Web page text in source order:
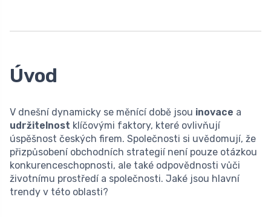
Úvod
V dnešní dynamicky se měnící době jsou inovace a
udržitelnost klíčovými faktory, které ovlivňují
úspěšnost českých firem. Společnosti si uvědomují, že
přizpůsobení obchodních strategií není pouze otázkou
konkurenceschopnosti, ale také odpovědnosti vůči
životnímu prostředí a společnosti. Jaké jsou hlavní
trendy v této oblasti?